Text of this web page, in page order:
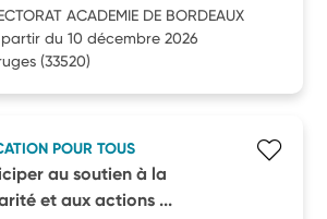
ACADEMIE DE BORDEAUX
du 10 décembre 2026
(33520)
POUR TOUS
au soutien à la
et aux actions ...